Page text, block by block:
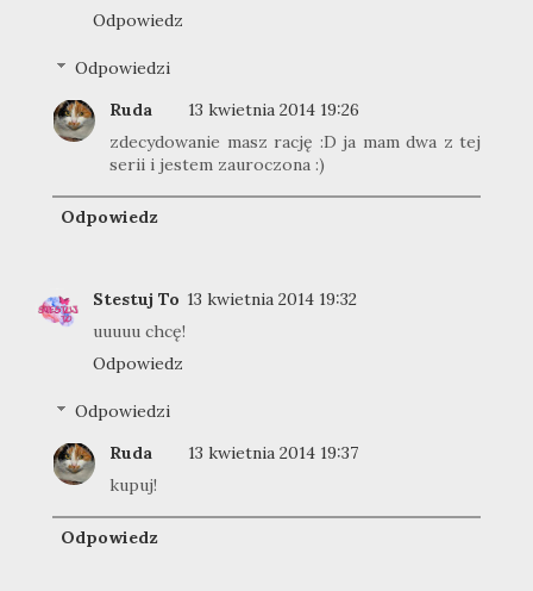
Odpowiedz
Odpowiedzi
Ruda
13 kwietnia 2014 19:26
zdecydowanie masz rację :D ja mam dwa z tej
serii i jestem zauroczona :)
Odpowiedz
Stestuj To 13 kwietnia 2014 19:32
uuuuu chcę!
Odpowiedz
Odpowiedzi
Ruda
13 kwietnia 2014 19:37
kupuj!
Odpowiedz